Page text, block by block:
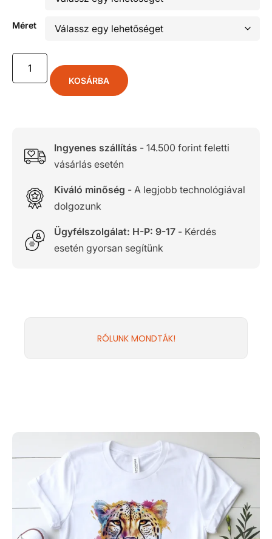
Méret
KOSÁRBA
Ingyenes szállítás - 14.500 forint feletti
vásárlás esetén
Kiváló minőség - A legjobb technológiával
dolgozunk
Ügyfélszolgálat: H-P: 9-17- Kérdés
esetén gyorsan segítünk
RÓLUNK MONDTÁK!